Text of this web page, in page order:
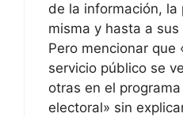
de la información,
misma y hasta a
Pero mencionar que
servicio público se
otras en el
electoral» sin